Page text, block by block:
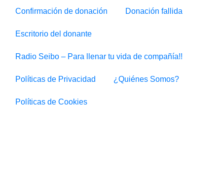
Confirmación de donación Donación fallida
Escritorio del donante
Radio Seibo – Para llenar tu vida de compañía!!
Políticas de Privacidad ¿Quiénes Somos?
Políticas de Cookies